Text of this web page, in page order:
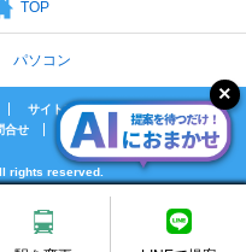
TOP
パソコン
サイトマップ
合せ 会社案内
rights reserved.
てエイブルAGENT
情報局